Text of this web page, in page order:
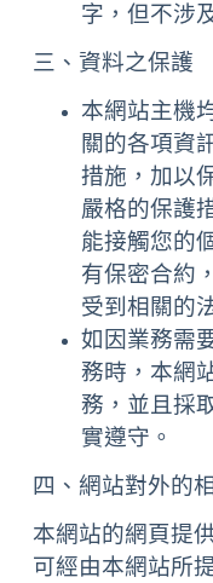
字，但不涉
三、資料之保護
本網站主機
關的各項資
措施，加以
嚴格的保護
能接觸您的
有保密合約
受到相關的
如因業務需
務時，本網
務，並且採
實遵守。
四、網站對外的
本網站的網頁提
可經由本網站所